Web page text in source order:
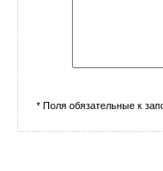
* Поля обязательные к